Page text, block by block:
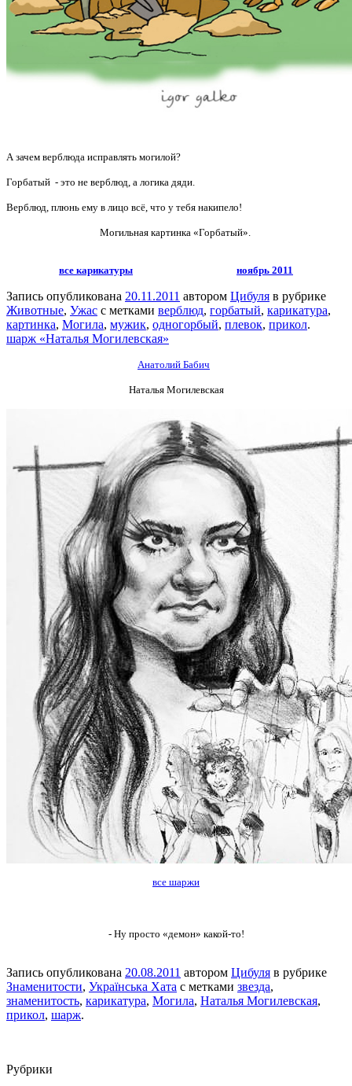
А зачем верблюда исправлять могилой?
Горбатый - это не верблюд, а логика дяди.
Верблюд, плюнь ему в лицо всё, что у тебя накипело!
Могильная картинка «Горбатый».
все карикатуры ноябрь 2011
Запись опубликована 20.11.2011 автором Цибуля в рубрике
Животные, Ужас с метками верблюд, горбатый, карикатура,
картинка, Могила, мужик, одногорбый, плевок, прикол.
шарж «Наталья Могилевская»
Анатолий Бабич
Наталья Могилевская
все шаржи
- Ну просто «демон» какой-то!
Запись опубликована 20.08.2011 автором Цибуля в рубрике
Знаменитости, Українська Хата с метками звезда,
знаменитость, карикатура, Могила, Наталья Могилевская,
прикол, шарж.
Рубрики